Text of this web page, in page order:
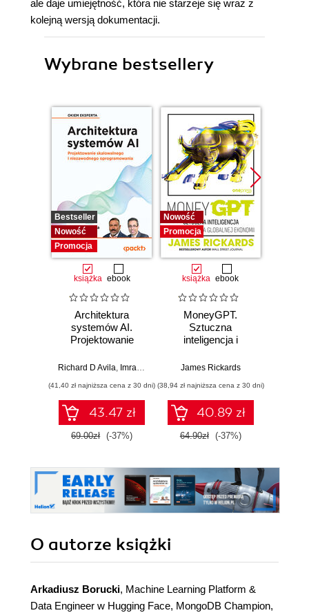
ale daje umiejętność, która nie starzeje się wraz z
kolejną wersją dokumentacji.
Wybrane bestsellery
Bestseller
Nowość
Promocja
książka ebook
Architektura
systemów AI.
Projektowanie
niezawodnego
Richard D Avila, Imran Ahmad
(41,40 zł najniższa cena z 30 dni)
43.47 zł
69.00zł (-37%)
Nowość
Promocja
książka ebook
MoneyGPT.
Sztuczna
inteligencja i
globalnej ekonomii
James Rickards
(38,94 zł najniższa cena z 30 dni)
40.89 zł
64.90zł (-37%)
O autorze książki
Arkadiusz Borucki, Machine Learning Platform &
Data Engineer w Hugging Face, MongoDB Champion,